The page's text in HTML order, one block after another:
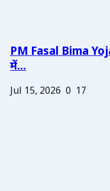
PM Fasal Bima
में...
Jul 15, 2026 0 17